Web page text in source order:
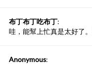
布丁布丁吃布丁:
哇，能幫上忙真是太好了
Anonymous: